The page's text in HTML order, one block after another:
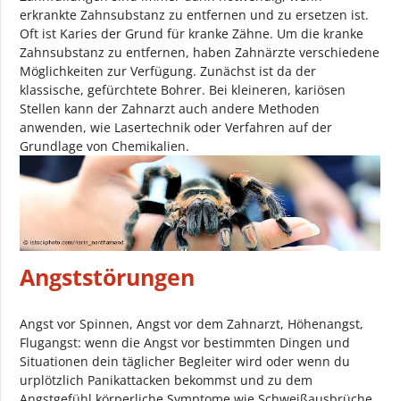
erkrankte Zahnsubstanz zu entfernen und zu ersetzen ist.
Oft ist Karies der Grund für kranke Zähne. Um die kranke
Zahnsubstanz zu entfernen, haben Zahnärzte verschiedene
Möglichkeiten zur Verfügung. Zunächst ist da der
klassische, gefürchtete Bohrer. Bei kleineren, kariösen
Stellen kann der Zahnarzt auch andere Methoden
anwenden, wie Lasertechnik oder Verfahren auf der
Grundlage von Chemikalien.
Angststörungen
Angst vor Spinnen, Angst vor dem Zahnarzt, Höhenangst,
Flugangst: wenn die Angst vor bestimmten Dingen und
Situationen dein täglicher Begleiter wird oder wenn du
urplötzlich Panikattacken bekommst und zu dem